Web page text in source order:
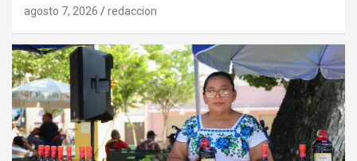
agosto 7, 2026 redaccion